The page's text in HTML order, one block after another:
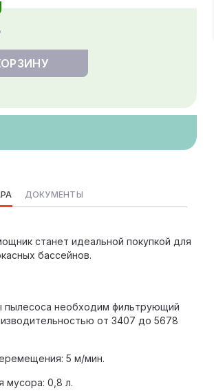
ДОКУМЕНТЫ
станет идеальной покупкой для
бассейнов.
пылесоса необходим фильтрующий
от 3407 до 5678
5 м/мин.
мусора: 0,8 л.